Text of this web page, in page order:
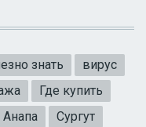
знать
вирус
Где купить
Анапа
Сургут